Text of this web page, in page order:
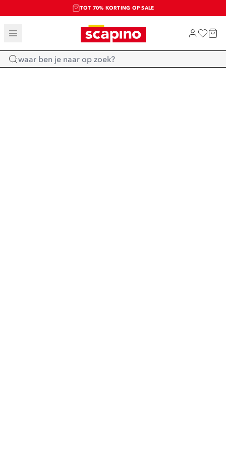
TOT 70% KORTING OP SALE
SALE: LAATSTE KANS!
SHOP NIEUW
Home